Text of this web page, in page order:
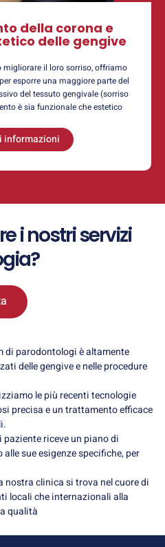
della corona e
delle gengive
migliorare il loro sorriso, offriamo
esporre una maggiore parte del
del tessuto gengivale (sorriso
è sia funzionale che estetico
informazioni
i nostri servizi
di parodontologi è altamente
delle gengive e nelle procedure
le più recenti tecnologie
precisa e un trattamento efficace
riceve un piano di
sue esigenze specifiche, per
nostra clinica si trova nel cuore di
locali che internazionali alla
qualità